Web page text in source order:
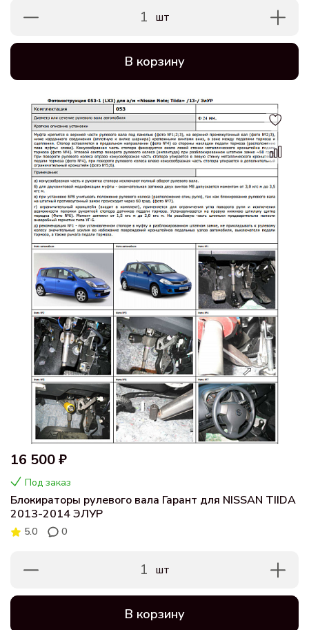
1 шт
В корзину
16 500 ₽
Под заказ
Блокираторы рулевого вала Гарант для NISSAN TIIDA
2013-2014 ЭЛУР
5.0 0
1 шт
В корзину